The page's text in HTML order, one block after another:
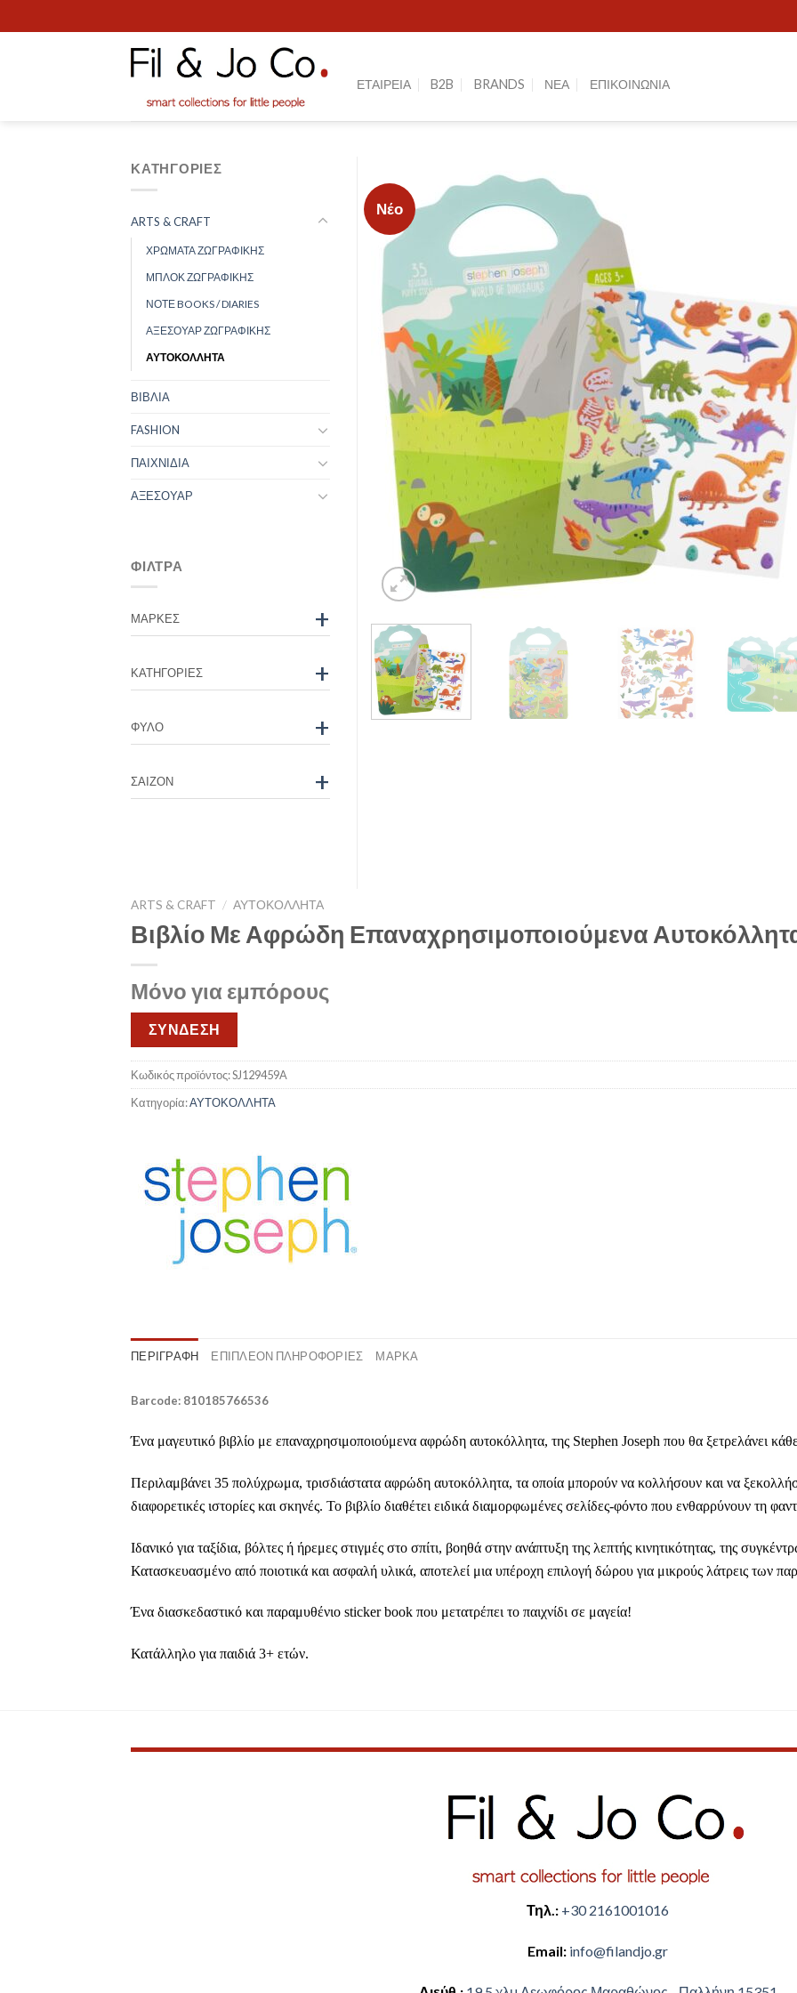
to
ΕΤΑΙΡΕΙΑ B2B BRANDS ΝΕΑ ΕΠΙΚΟΙΝΩΝΙΑ
Νέο
ARTS & CRAFT / ΑΥΤΟΚΟΛΛΗΤΑ
Βιβλίο Με Αφρώδη Επαναχρησιμοποιούμενα
Μόνο για εμπόρους
ΣΥΝΔΕΣΗ
Κωδικός προϊόντος:SJ129459A
Κατηγορία:ΑΥΤΟΚΟΛΛΗΤΑ
ΚΑΤΗΓΟΡΊΕΣ
ARTS & CRAFT
ΧΡΩΜΑΤΑ ΖΩΓΡΑΦΙΚΗΣ
ΜΠΛΟΚ ΖΩΓΡΑΦΙΚΗΣ
ΝΟΤΕ BOOKS / DIARIES
ΑΞΕΣΟΥΑΡ ΖΩΓΡΑΦΙΚΗΣ
ΑΥΤΟΚΟΛΛΗΤΑ
ΒΙΒΛΙΑ
FASHION
ΠΑΙΧΝΙΔΙΑ
ΑΞΕΣΟΥΑΡ
ΦΊΛΤΡΑ
ΜΆΡΚΕΣ +
ΚΑΤΗΓΟΡΊΕΣ +
ΦΎΛΟ +
ΣΑΙΖΌΝ +
ΠΕΡΙΓΡΑΦΉ ΕΠΙΠΛΈΟΝ ΠΛΗΡΟΦΟΡΊΕΣ ΜΆΡΚΑ
Barcode: 810185766536
Ένα μαγευτικό βιβλίο με επαναχρησιμοποιούμενα αφρώδη αυτοκόλλητα, της Stephen Joseph που θα ξετρελάνει
Περιλαμβάνει 35 πολύχρωμα, τρισδιάστατα αφρώδη αυτοκόλλητα, τα οποία μπορούν να κολλήσουν και να
διαφορετικές ιστορίες και σκηνές. Το βιβλίο διαθέτει ειδικά διαμορφωμένες σελίδες-φόντο που ενθαρρύνουν τη
Ιδανικό για ταξίδια, βόλτες ή ήρεμες στιγμές στο σπίτι, βοηθά στην ανάπτυξη της λεπτής κινητικότητας, της
Κατασκευασμένο από ποιοτικά και ασφαλή υλικά, αποτελεί μια υπέροχη επιλογή δώρου για μικρούς λάτρεις των
Ένα διασκεδαστικό και παραμυθένιο sticker book που μετατρέπει το παιχνίδι σε μαγεία!
Κατάλληλο για παιδιά 3+ ετών.
Τηλ.: +30 2161001016
Email: ​info@filandjo.gr